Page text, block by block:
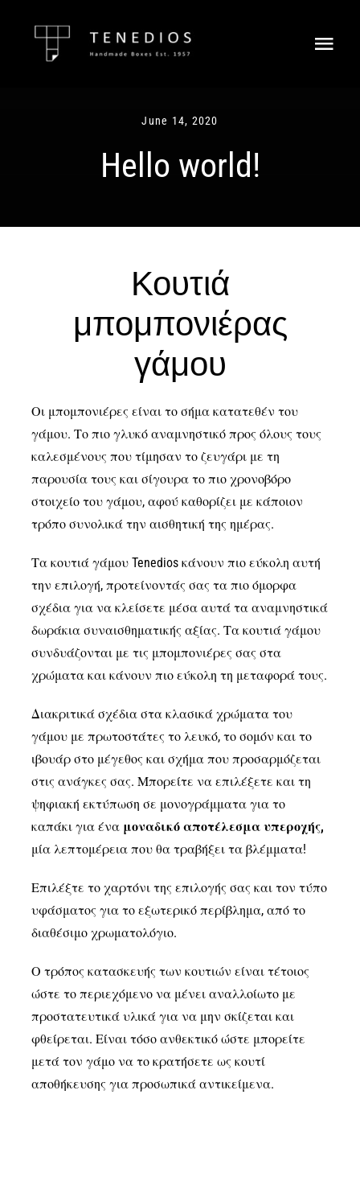
Κουτιά Πολυτελείας
Χρωματολόγιο
June 14, 2020
Hello world!
Κουτιά
μπομπονιέρας
γάμου
Οι μπομπονιέρες είναι το σήμα κατατεθέν του
γάμου. Το πιο γλυκό αναμνηστικό προς όλους τους
καλεσμένους που τίμησαν το ζευγάρι με τη
παρουσία τους και σίγουρα το πιο χρονοβόρο
στοιχείο του γάμου, αφού καθορίζει με κάποιον
τρόπο συνολικά την αισθητική της ημέρας.
Τα κουτιά γάμου Tenedios κάνουν πιο εύκολη αυτή
την επιλογή, προτείνοντάς σας τα πιο όμορφα
σχέδια για να κλείσετε μέσα αυτά τα αναμνηστικά
δωράκια συναισθηματικής αξίας. Τα κουτιά γάμου
συνδυάζονται με τις μπομπονιέρες σας στα
χρώματα και κάνουν πιο εύκολη τη μεταφορά τους.
Διακριτικά σχέδια στα κλασικά χρώματα του
γάμου με πρωτοστάτες το λευκό, το σομόν και το
ιβουάρ στο μέγεθος και σχήμα που προσαρμόζεται
στις ανάγκες σας. Μπορείτε να επιλέξετε και τη
ψηφιακή εκτύπωση σε μονογράμματα για το
καπάκι για ένα μοναδικό αποτέλεσμα υπεροχής,
μία λεπτομέρεια που θα τραβήξει τα βλέμματα!
Επιλέξτε το χαρτόνι της επιλογής σας και τον τύπο
υφάσματος για το εξωτερικό περίβλημα, από το
διαθέσιμο χρωματολόγιο.
Ο τρόπος κατασκευής των κουτιών είναι τέτοιος
ώστε το περιεχόμενο να μένει αναλλοίωτο με
προστατευτικά υλικά για να μην σκίζεται και
φθείρεται. Είναι τόσο ανθεκτικό ώστε μπορείτε
μετά τον γάμο να το κρατήσετε ως κουτί
αποθήκευσης για προσωπικά αντικείμενα.